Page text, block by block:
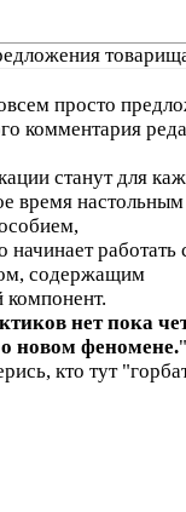
просто
комментария
станут для
время настольным
начинает работать
содержащим
нет пока
новом феномене."
кто тут